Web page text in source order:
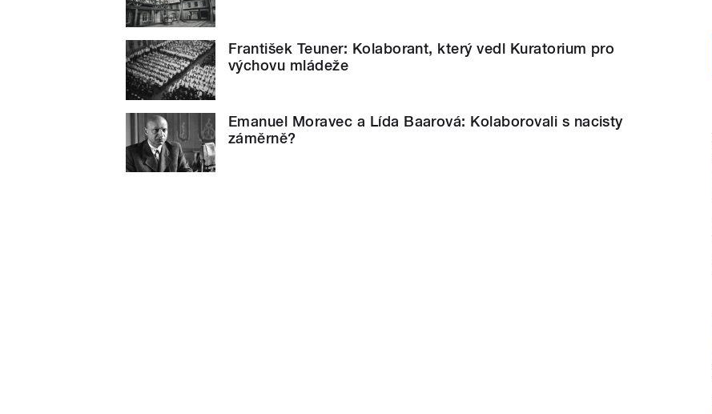
František Teuner: Kolaborant, který vedl Kuratorium pro
výchovu mládeže
Emanuel Moravec a Lída Baarová: Kolaborovali s nacisty
záměrně?